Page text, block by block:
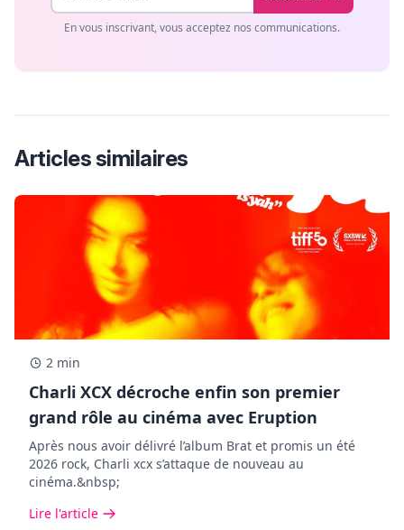
En vous inscrivant, vous acceptez nos communications.
Articles similaires
2 min
Charli XCX décroche enfin son premier
grand rôle au cinéma avec Eruption
Après nous avoir délivré l’album Brat et promis un été
2026 rock, Charli xcx s’attaque de nouveau au
cinéma.&nbsp;
Lire l'article